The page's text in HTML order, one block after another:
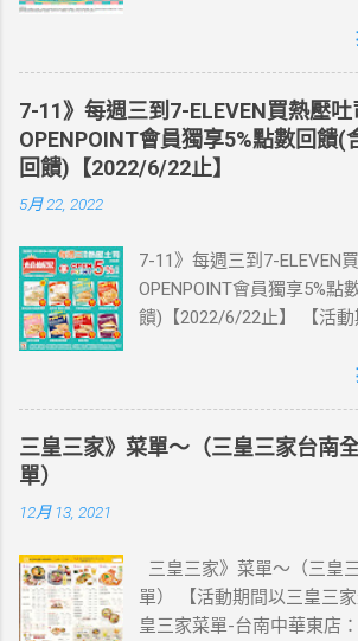
國上網卡 方便、快速、享
送王品集團300元即享券。
活動網站登錄 【點我登錄】
卡：好康升級！購買eSIM
送同天數「吃到飽」方案。
來超商買省錢又方便💰 ·活
這邊 【點我看好康優惠】
【點我觀看教學】 📲 全球
澳、美國、菲律賓、歐洲
通有 📲 立即取卡免等待超
通不怕過期 🧳 一人買兩人
字，表示您的手機支援
卡機、平板、電信業者客
中國大陸銷售的 iPhone手機
7-11》每週三到7-ELEVEN買熱壓吐
OPENPOINT會員獨享5%點數回饋(
回饋)【2022/6/22止】
5月 22, 2022
7-11》每週三到7-ELEVEN
OPENPOINT會員獨享5%點
饋)【2022/6/22止】 【活動
111/5/4~6/22 每週三到7-
饋) 【販售門市查詢】
https://emap.pcsc.com.tw/
台式傳統口味~好評回購 注
與其他優惠並行。商品數
售數量為準。 2.活動期間
三皇三家》菜單～（三皇三家台南
單）
12月 13, 2021
三皇三家》菜單～（三皇
單） 【活動期間以三皇三
皇三家菜單-台南中華東店